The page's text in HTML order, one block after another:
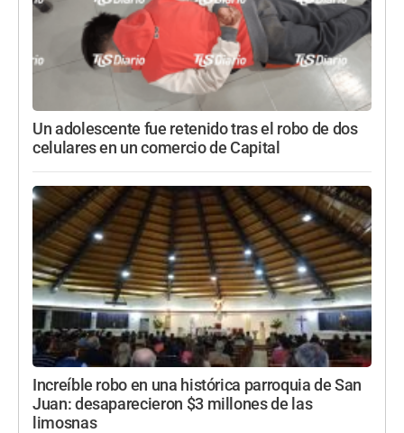
Un adolescente fue retenido tras el robo de dos
celulares en un comercio de Capital
Increíble robo en una histórica parroquia de San
Juan: desaparecieron $3 millones de las
limosnas